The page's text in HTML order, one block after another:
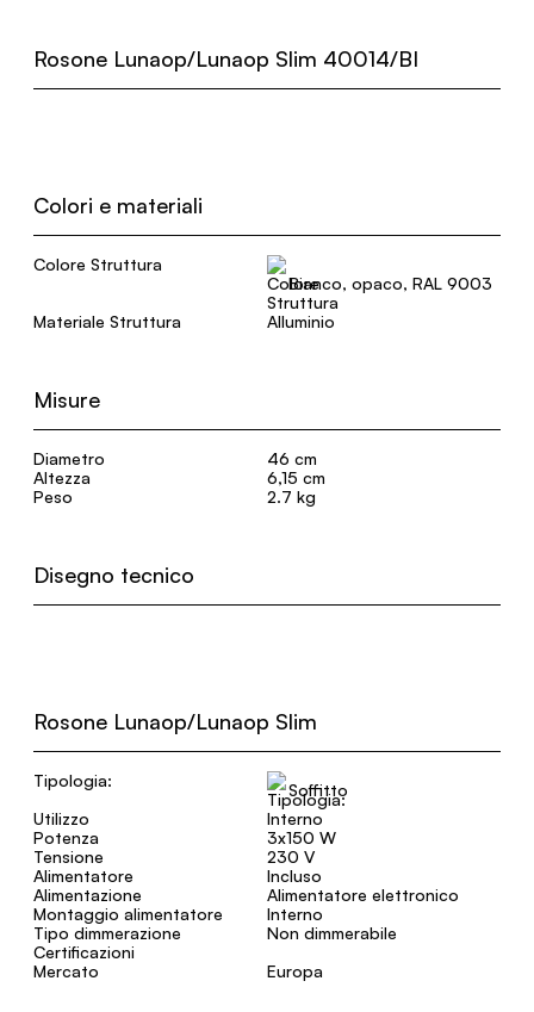
Rosone Lunaop/Lunaop Slim 40014/BI
Colori e materiali
Colore Struttura
Bianco, opaco, RAL 9003
Materiale Struttura
Alluminio
Misure
Diametro
46 cm
Altezza
6,15 cm
Peso
2.7 kg
Disegno tecnico
Rosone Lunaop/Lunaop Slim
Tipologia:
Soffitto
Utilizzo
Interno
Potenza
3x150 W
Tensione
230 V
Alimentatore
Incluso
Alimentazione
Alimentatore elettronico
Montaggio alimentatore
Interno
Tipo dimmerazione
Non dimmerabile
Certificazioni
Mercato
Europa